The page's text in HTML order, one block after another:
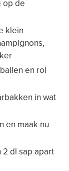
op de
klein
en rol
in wat
en maak nu
2 dl sap apart